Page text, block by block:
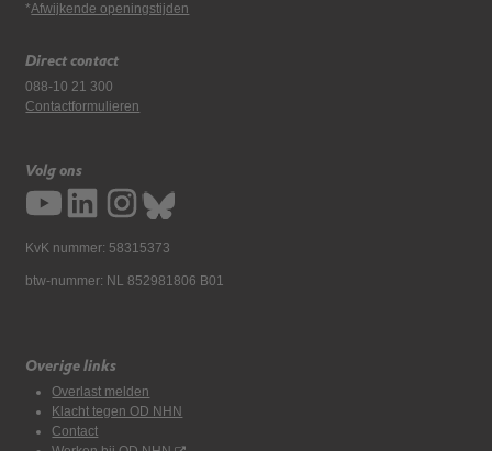
*Afwijkende openingstijden
Direct contact
088-10 21 300
Contactformulieren
Volg ons
KvK nummer: 58315373
btw-nummer: NL 852981806 B01
Overige links
Overlast melden
Klacht tegen OD NHN
Contact